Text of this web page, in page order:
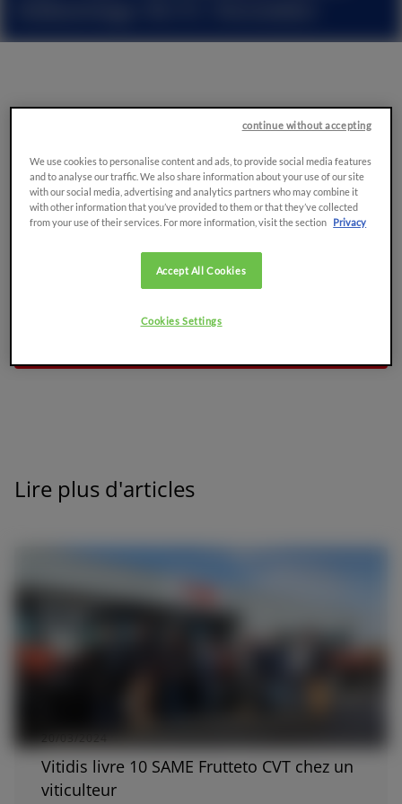
26/09/2013
au salonAgritechnica 2013 à Hanovre du12 au
16NovembreHall 4, Stand B27.
Lire plus d'articles
20/03/2024
Vitidis livre 10 SAME Frutteto CVT chez un
viticulteur
We use cookies to personalise content and ads, to provide social media features
and to analyse our traffic. We also share information about your use of our site
with our social media, advertising and analytics partners who may combine it
with other information that you’ve provided to them or that they’ve collected
from your use of their services. For more information, visit the section
Privacy
continue without accepting
Accept All Cookies
Cookies Settings